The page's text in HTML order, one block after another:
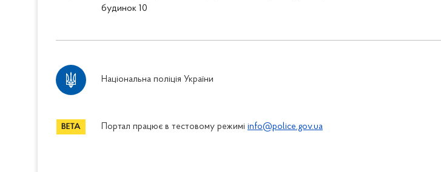
будинок 10
Національна поліція України
Портал працює в тестовому режимі info@police.gov.ua